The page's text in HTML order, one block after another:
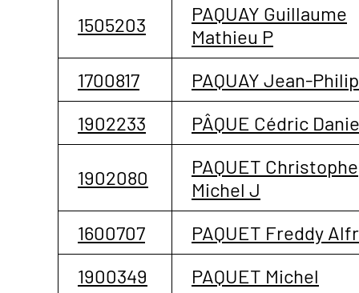
1505203
PAQUAY Guillaume
Mathieu P
1700817
PAQUAY Jean-
1902233
PÂQUE Cédric
1902080
PAQUET Christophe
Michel J
1600707
PAQUET Freddy
1900349
PAQUET Michel